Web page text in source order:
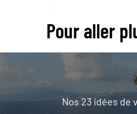
Pour aller
Nos 23 idées de